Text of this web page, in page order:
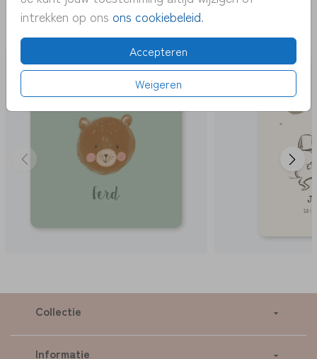
intrekken op ons ons cookiebeleid.
Accepteren
Weigeren
DEZE KAARTEN VIND JE MISSCHIEN OOK
LEUK
Collectie
Informatie